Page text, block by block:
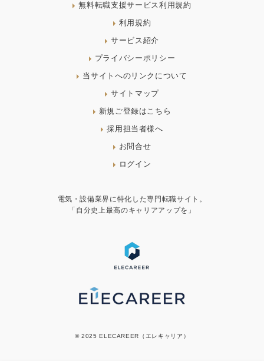
無料転職支援サービス利用規約
利用規約
サービス紹介
プライバシーポリシー
当サイトへのリンクについて
サイトマップ
新規ご登録はこちら
採用担当者様へ
お問合せ
ログイン
電気・設備業界に特化した専門転職サイト。
「自分史上最高のキャリアアップを」
© 2025 ELECAREER（エレキャリア）